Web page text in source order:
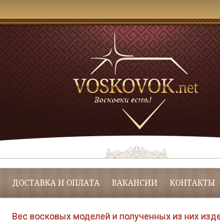
ДОСТАВКА И ОПЛАТА ВАКАНСИИ КОНТАКТЫ
Вес восковых моделей и полученных из них